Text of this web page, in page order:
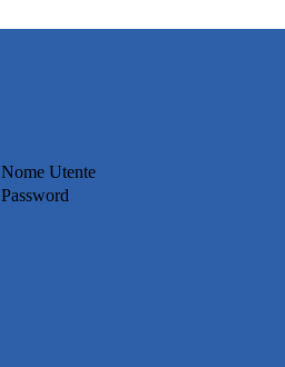
Nome Utente
Password